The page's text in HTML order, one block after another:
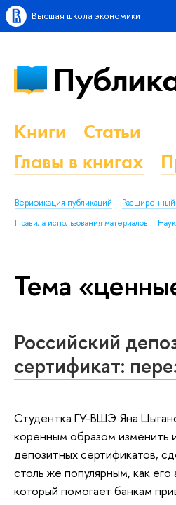
Высшая школа экономики
Книги
Статьи
Главы в книгах
Верификация публикаций
Правила использования материалов
Тема
Российский
сертификат:
Студентка ГУ-ВШЭ Яна
коренным образом изменить
депозитных сертификатов,
столь же популярным, как его
который помогает банкам